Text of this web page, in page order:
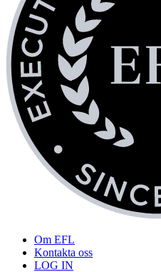
Om EFL
Kontakta oss
LOG IN